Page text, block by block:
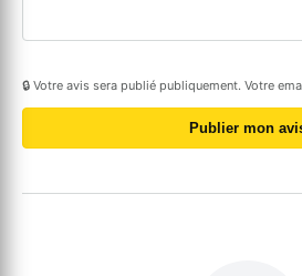
🔒 Votre avis sera publié publiquement. Votre
Publier mon